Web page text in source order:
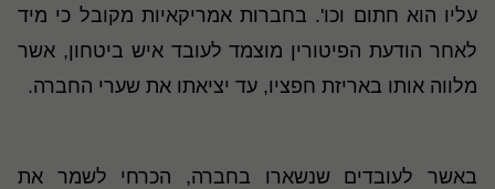
עליו הוא חתום וכו'. בחברות אמריקאיות מקובל כי מיד
לאחר הודעת הפיטורין מוצמד לעובד איש ביטחון, אשר
מלווה אותו באריזת חפציו, עד יציאתו את שערי החברה.
באשר לעובדים שנשארו בחברה, הכרחי לשמר את